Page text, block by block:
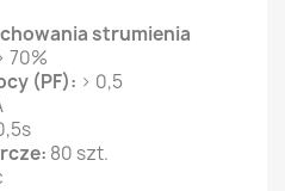
strumienia
70%
(PF): > 0,5
80 szt.